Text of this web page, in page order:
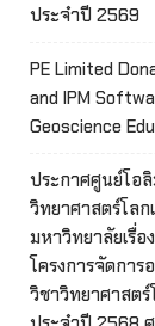
ประจำปี 2569
PE Limited
and IPM
Geoscience
ประกาศศูนย์โอ
วิทยาศาสตร์โล
มหาวิทยาลัยเรื่อ
โครงการจัดการ
วิชาวิทยาศาสต